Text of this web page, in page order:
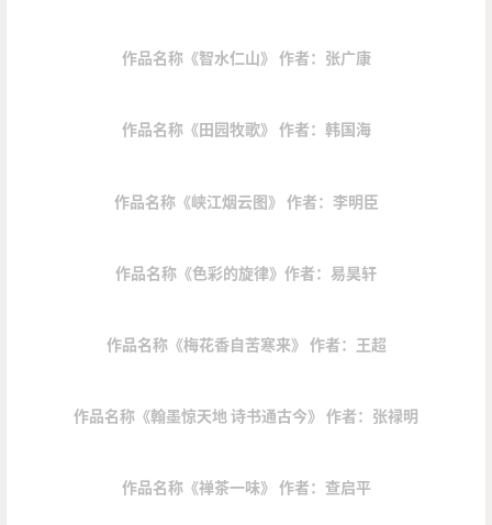
作品名称《智水仁山》 作者：张广康
作品名称《田园牧歌》 作者：韩国海
作品名称《峡江烟云图》 作者：李明臣
作品名称《色彩的旋律》作者：易昊轩
作品名称《梅花香自苦寒来》 作者：王超
作品名称《翰墨惊天地 诗书通古今》 作者：张禄明
作品名称《禅茶一味》 作者：查启平